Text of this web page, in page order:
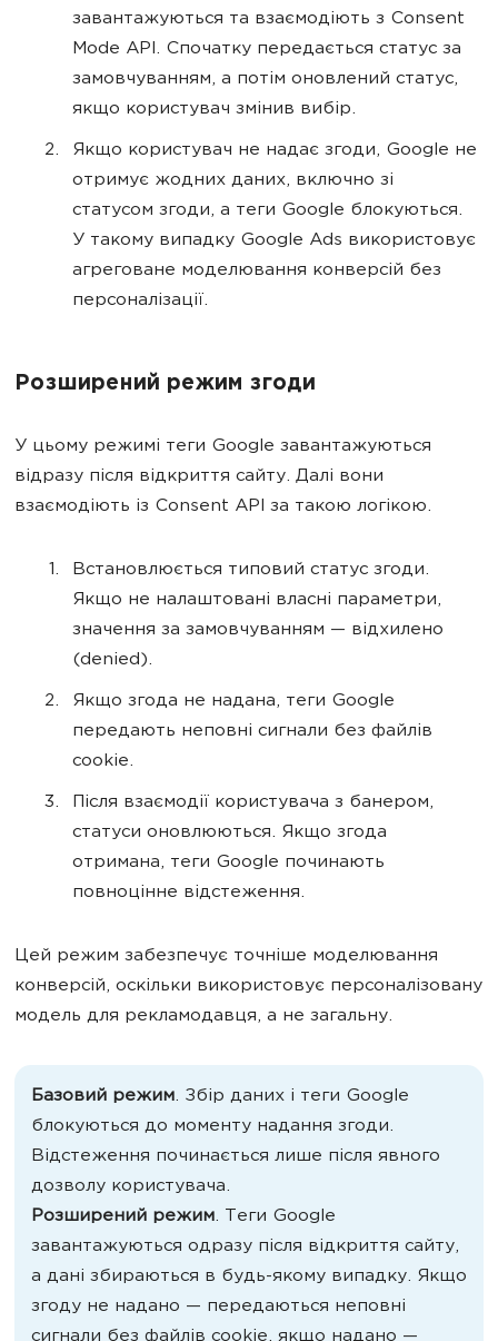
завантажуються та взаємодіють з Consent
Mode API. Спочатку передається статус за
замовчуванням, а потім оновлений статус,
якщо користувач змінив вибір.
Якщо користувач не надає згоди, Google не
отримує жодних даних, включно зі
статусом згоди, а теги Google блокуються.
У такому випадку Google Ads використовує
агреговане моделювання конверсій без
персоналізації.
Розширений режим згоди
У цьому режимі теги Google завантажуються
відразу після відкриття сайту. Далі вони
взаємодіють із Consent API за такою логікою.
Встановлюється типовий статус згоди.
Якщо не налаштовані власні параметри,
значення за замовчуванням — відхилено
(denied).
Якщо згода не надана, теги Google
передають неповні сигнали без файлів
cookie.
Після взаємодії користувача з банером,
статуси оновлюються. Якщо згода
отримана, теги Google починають
повноцінне відстеження.
Цей режим забезпечує точніше моделювання
конверсій, оскільки використовує персоналізовану
модель для рекламодавця, а не загальну.
Базовий режим. Збір даних і теги Google
блокуються до моменту надання згоди.
Відстеження починається лише після явного
дозволу користувача.
Розширений режим. Теги Google
завантажуються одразу після відкриття сайту,
а дані збираються в будь-якому випадку. Якщо
згоду не надано — передаються неповні
сигнали без файлів cookie, якщо надано —